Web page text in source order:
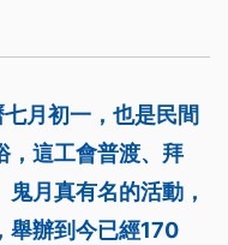
月初一，也是民間
，這工會普渡、拜
月真有名的活動，
舉辦到今已經170